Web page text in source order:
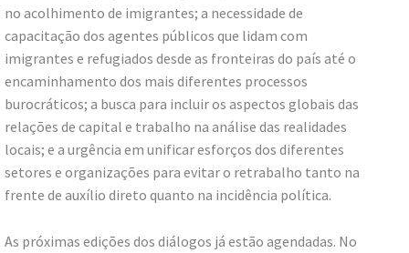
no acolhimento de imigrantes; a necessidade de
capacitação dos agentes públicos que lidam com
imigrantes e refugiados desde as fronteiras do país até o
encaminhamento dos mais diferentes processos
burocráticos; a busca para incluir os aspectos globais das
relações de capital e trabalho na análise das realidades
locais; e a urgência em unificar esforços dos diferentes
setores e organizações para evitar o retrabalho tanto na
frente de auxílio direto quanto na incidência política.
As próximas edições dos diálogos já estão agendadas. No